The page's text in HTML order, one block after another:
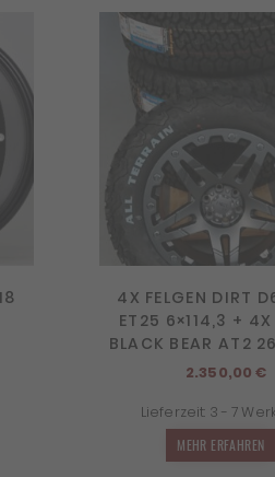
4X FELGEN DIRT
ET25 6×114,3 + 4X
BLACK BEAR AT2
2.350,00€
Lieferzeit: 3 - 7
MEHR ERFAHREN